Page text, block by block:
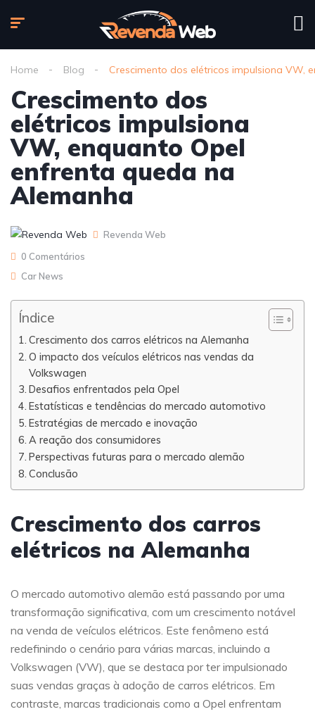
Home Blog Crescimento dos elétricos impulsiona VW,
Crescimento dos
elétricos impulsiona
VW, enquanto Opel
enfrenta queda na
Alemanha
Revenda Web
0 Comentários
Car News
Índice
Crescimento dos carros elétricos na Alemanha
O impacto dos veículos elétricos nas vendas da
Volkswagen
Desafios enfrentados pela Opel
Estatísticas e tendências do mercado automotivo
Estratégias de mercado e inovação
A reação dos consumidores
Perspectivas futuras para o mercado alemão
Conclusão
Crescimento dos carros
elétricos na Alemanha
O mercado automotivo alemão está passando por uma
transformação significativa, com um crescimento notável
na venda de veículos elétricos. Este fenômeno está
redefinindo o cenário para várias marcas, incluindo a
Volkswagen (VW), que se destaca por ter impulsionado
suas vendas graças à adoção de carros elétricos. Em
contraste, marcas tradicionais como a Opel enfrentam